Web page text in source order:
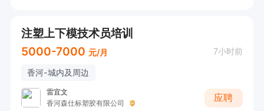
注塑上下模技术员培训
5000-7000 元/月 7小时前
香河-城内及周边
雷宜文
香河森仕标塑胶有限公司
应聘